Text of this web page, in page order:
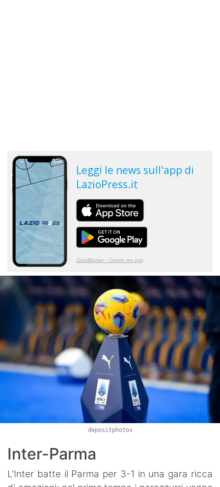
depositphotos
Inter-Parma
L'Inter batte il Parma per 3-1 in una gara ricca